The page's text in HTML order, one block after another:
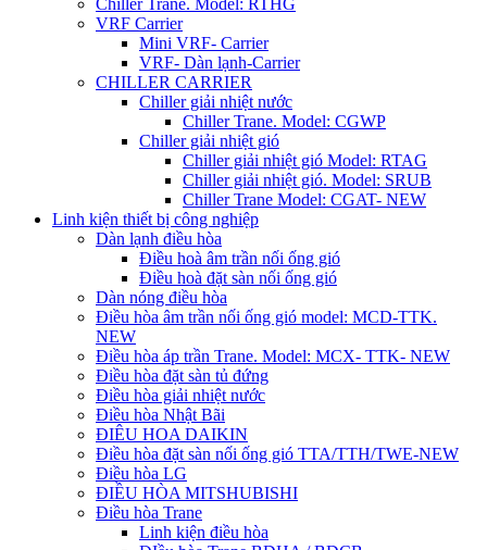
Chiller Trane. Model: RTHG
VRF Carrier
Mini VRF- Carrier
VRF- Dàn lạnh-Carrier
CHILLER CARRIER
Chiller giải nhiệt nước
Chiller Trane. Model: CGWP
Chiller giải nhiệt gió
Chiller giải nhiệt gió Model: RTAG
Chiller giải nhiệt gió. Model: SRUB
Chiller Trane Model: CGAT- NEW
Linh kiện thiết bị công nghiệp
Dàn lạnh điều hòa
Điều hoà âm trần nối ống gió
Điều hoà đặt sàn nối ống gió
Dàn nóng điều hòa
Điều hòa âm trần nối ống gió model: MCD-TTK.
NEW
Điều hòa áp trần Trane. Model: MCX- TTK- NEW
Điều hòa đặt sàn tủ đứng
Điều hòa giải nhiệt nước
Điều hòa Nhật Bãi
ĐIÊU HOA DAIKIN
Điều hòa đặt sàn nối ống gió TTA/TTH/TWE-NEW
Điều hòa LG
ĐIỀU HÒA MITSHUBISHI
Điều hòa Trane
Linh kiện điều hòa